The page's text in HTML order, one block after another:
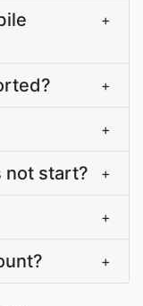
+
+
+
not start? +
+
+